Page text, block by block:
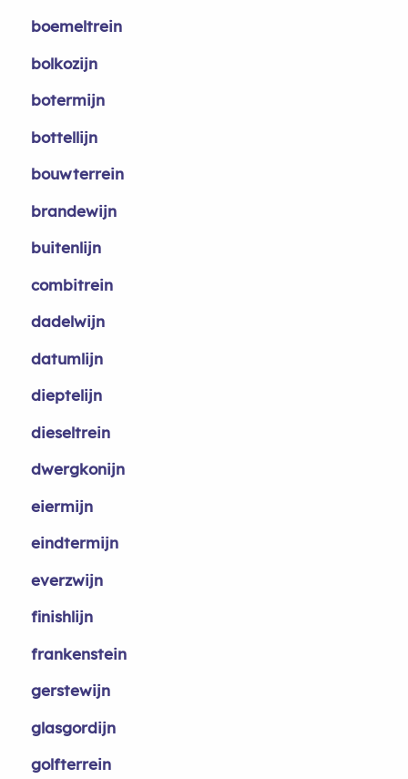
boemeltrein
bolkozijn
botermijn
bottellijn
bouwterrein
brandewijn
buitenlijn
combitrein
dadelwijn
datumlijn
dieptelijn
dieseltrein
dwergkonijn
eiermijn
eindtermijn
everzwijn
finishlijn
frankenstein
gerstewijn
glasgordijn
golfterrein